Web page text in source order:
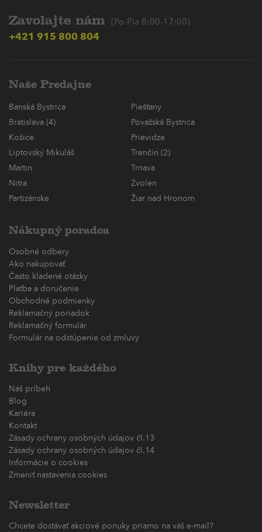
Zavolajte nám (Po-Pia 8:00-17:00)
+421 915 800 804
Naše Predajne
Banská Bystrica
Piešťany
Bratislava (4)
Považská Bystrica
Košice
Prievidza
Liptovský Mikuláš
Trenčín (2)
Martin
Trnava
Nitra
Zvolen
Partizánske
Žiar nad Hronom
Nákupný poradca
Osobné odbery
Ako nakupovať
Často kladené otázky
Platba a doručenie
Obchodné podmienky
Reklamačný poriadok
Reklamačný formulár
Formulár na odstúpenie od zmluvy
Knihy pre každého
Náš príbeh
Blog
Kariéra
Kontakt
Zásady ochrany osobných údajov čl.13
Zásady ochrany osobných údajov čl.14
Informácie o cookies
Zmeniť nastavenia cookies
Newsletter
Chcete dostávať akciové ponuky priamo na váš e-mail?